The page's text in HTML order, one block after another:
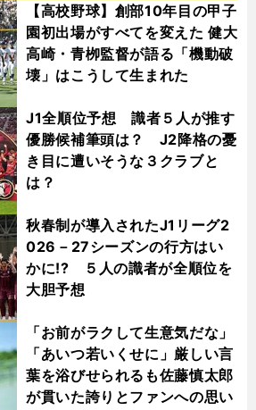
【高校野球】創部10年目の甲子
園初出場がすべてを変えた 健大
高崎・青栁監督が語る「機動破
壊」はこうして生まれた
J1全順位予想 識者５人が推す
優勝候補筆頭は？ J2降格の憂
き目に遭いそうな３クラブと
は？
秋春制が導入されたJ1リーグ2
026－27シーズンの行方はい
かに!? ５人の識者が全順位を
大胆予想
「お前がラクして生意気だな」
「あいつ若いくせに」厳しい言
葉を浴びせられるも佐藤慎太郎
が貫いた誇りとファンへの思い